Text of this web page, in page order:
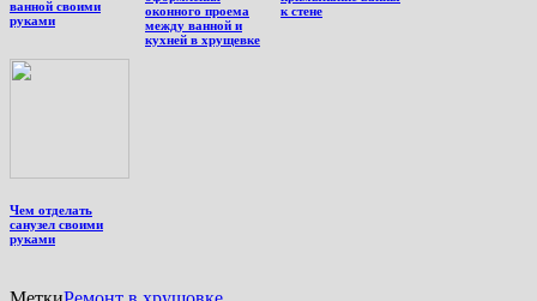
ванной своими
руками
оконного проема
между ванной и
кухней в хрущевке
к стене
Чем отделать
санузел своими
руками